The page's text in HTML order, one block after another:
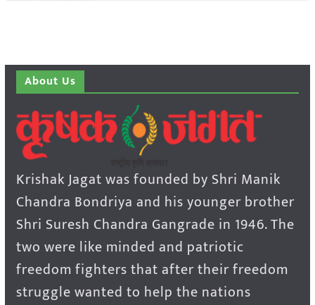
About Us
Krishak Jagat was founded by Shri Manik
Chandra Bondriya and his younger brother
Shri Suresh Chandra Gangrade in 1946. The
two were like minded and patriotic
freedom fighters that after their freedom
struggle wanted to help the nations